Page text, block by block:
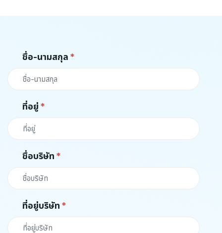
ชื่อ-นามสกุล
ที่อยู่
ชื่อบริษัท
ที่อยู่บริษัท